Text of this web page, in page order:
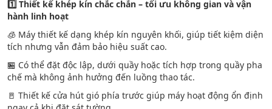
1️Thiết kế khép kín chắc chắn – tối ưu không gian và vận
hành linh hoạt
🧊 Máy thiết kế dạng khép kín nguyên khối, giúp tiết kiệm diện
tích nhưng vẫn đảm bảo hiệu suất cao.
🏪 Có thể đặt độc lập, dưới quầy hoặc tích hợp trong quầy pha
chế mà không ảnh hưởng đến luồng thao tác.
🚪 Thiết kế cửa hút gió phía trước giúp máy hoạt động ổn định